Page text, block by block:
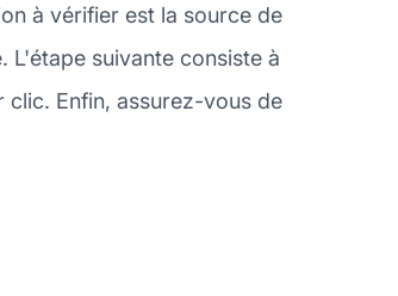
à vérifier est la source de
suivante consiste à
Enfin, assurez-vous de